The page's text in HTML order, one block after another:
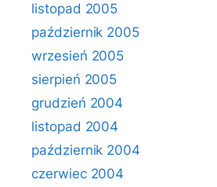
listopad 2005
październik 2005
wrzesień 2005
sierpień 2005
grudzień 2004
listopad 2004
październik 2004
czerwiec 2004